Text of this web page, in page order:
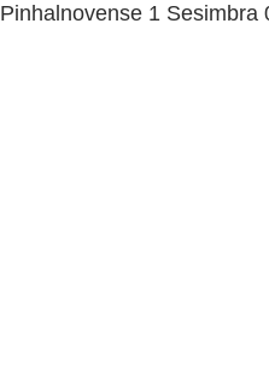
Pinhalnovense 1 Sesimbra